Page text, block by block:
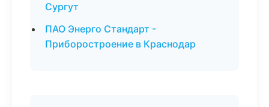
Сургут
ПАО Энерго Стандарт -
Приборостроение в Краснодар